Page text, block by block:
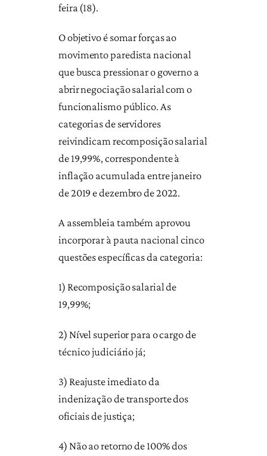
feira (18).
O objetivo é somar forças ao
movimento paredista nacional
que busca pressionar o governo a
abrir negociação salarial com o
funcionalismo público. As
categorias de servidores
reivindicam recomposição salarial
de 19,99%, correspondente à
inflação acumulada entre janeiro
de 2019 e dezembro de 2022.
A assembleia também aprovou
incorporar à pauta nacional cinco
questões específicas da categoria:
1) Recomposição salarial de
19,99%;
2) Nível superior para o cargo de
técnico judiciário já;
3) Reajuste imediato da
indenização de transporte dos
oficiais de justiça;
4) Não ao retorno de 100% dos